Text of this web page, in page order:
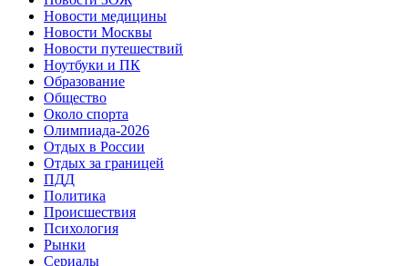
Новости медицины
Новости Москвы
Новости путешествий
Ноутбуки и ПК
Образование
Общество
Около спорта
Олимпиада-2026
Отдых в России
Отдых за границей
ПДД
Политика
Происшествия
Психология
Рынки
Сериалы